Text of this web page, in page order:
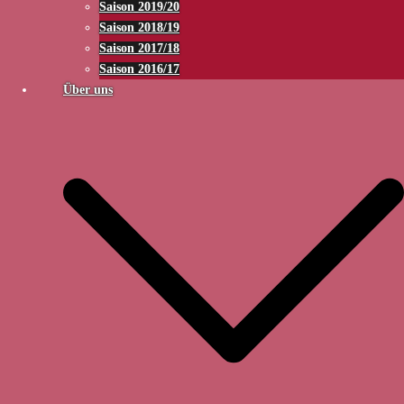
Saison 2019/20
Saison 2018/19
Saison 2017/18
Saison 2016/17
Über uns